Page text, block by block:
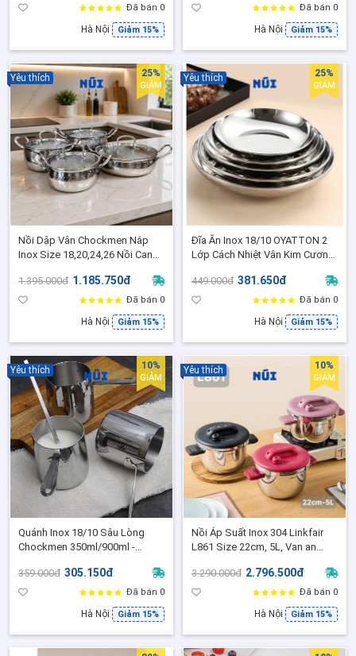
Đã bán 0
Hà Nội Giảm 15%
Đã bán 0
Hà Nội Giảm 15%
Nồi Dập Vân Chockmen Nắp
Inox Size 18,20,24,26 Nồi Canh,
18/10 Phù Hợp Mọi Loại Bếp
1.395.000đ 1.185.750đ
Đã bán 0
Hà Nội Giảm 15%
Yêu thích 25%
GIẢM
Đĩa Ăn Inox 18/10 OYATTON 2
Lớp Cách Nhiệt Vân Kim Cương
Cao Cấp O468
449.000đ 381.650đ
Đã bán 0
Hà Nội Giảm 15%
Yêu thích 25%
GIẢM
Quánh Inox 18/10 Sâu Lòng
Chockmen 350ml/900ml -
Nấu Mì, Nấu Sốt Đáy Từ
359.000đ 305.150đ
Đã bán 0
Hà Nội Giảm 15%
Yêu thích 10%
GIẢM
Nồi Áp Suất Inox 304 Linkfair
L861 Size 22cm, 5L, Van an
Năng, Phù Hợp mọi loại bếp
3.290.000đ 2.796.500đ
Đã bán 0
Hà Nội Giảm 15%
Yêu thích 10%
GIẢM